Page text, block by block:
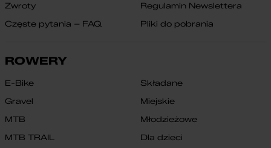
Zwroty
Częste pytania – FAQ
Regulamin Newslettera
Pliki do pobrania
ROWERY
E-Bike
Gravel
MTB
MTB TRAIL
Składane
Miejskie
Młodzieżowe
Dla dzieci